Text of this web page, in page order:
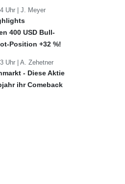
Uhr | J. Meyer
400 USD Bull-
Position +32 %!
Uhr | A. Zehetner
- Diese Aktie
ihr Comeback